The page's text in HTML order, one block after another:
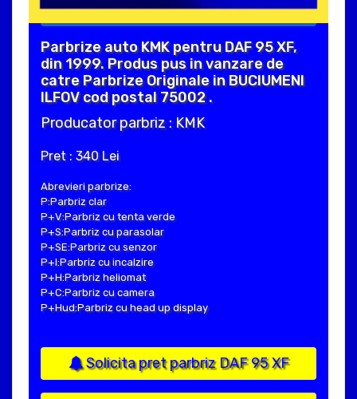
Parbrize auto KMK pentru DAF 95 XF,
din 1999. Produs pus in vanzare de
catre Parbrize Originale in BUCIUMENI
ILFOV cod postal 75002 .
Producator parbriz : KMK
Pret : 340 Lei
Abrevieri parbrize:
P:Parbriz clar
P+V:Parbriz cu tenta verde
P+S:Parbriz cu parasolar
P+SE:Parbriz cu senzor
P+I:Parbriz cu incalzire
P+H:Parbriz heliomat
P+C:Parbriz cu camera
P+Hud:Parbriz cu head up display
Solicita pret parbriz DAF 95 XF